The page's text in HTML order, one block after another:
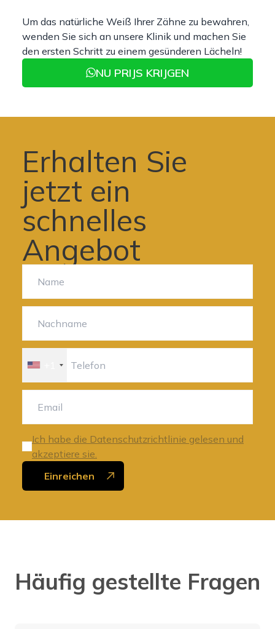
Um das natürliche Weiß Ihrer Zähne zu bewahren,
wenden Sie sich an unsere Klinik und machen Sie
den ersten Schritt zu einem gesünderen Lächeln!
NU PRIJS KRIJGEN
Erhalten Sie
jetzt ein
schnelles
Angebot
Ich habe die Datenschutzrichtlinie gelesen und
akzeptiere sie.
Einreichen
Häufig gestellte Fragen